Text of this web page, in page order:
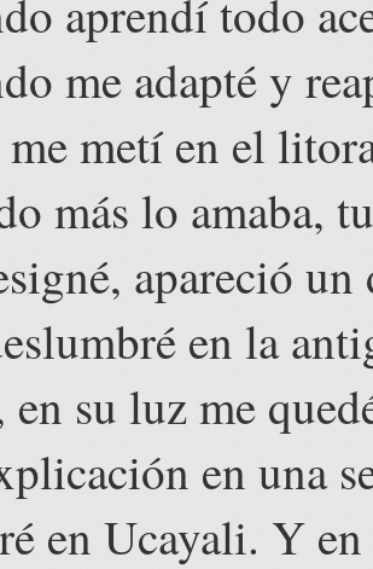
aprendí todo
me adapté y
me metí en el
más lo amaba,
apareció
en la
su luz me
en una
en Ucayali. Y